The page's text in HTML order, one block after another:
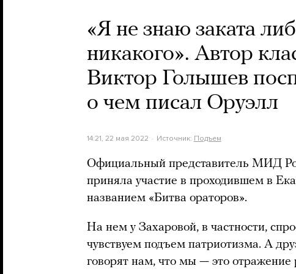
«Я не знаю заката
никакого». Автор
Виктор Голышев
о чем писал Оруэлл
14:21, 22 мая 2022 Источник: Подъем
Официальный представитель МИД
приняла участие в проходившем в
названием «Битва ораторов».
На нем у Захаровой, в частности,
чувствуем подъем патриотизма. А
говорят нам, что мы — это отражение